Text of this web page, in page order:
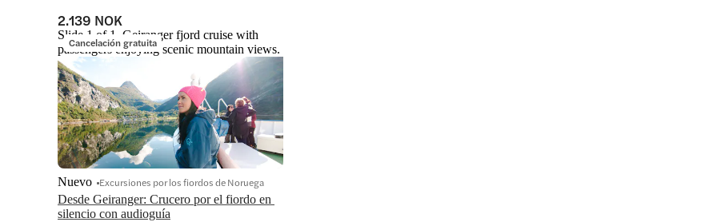
2.139 NOK
Cancelación gratuita
Slide 1 of 1, Geiranger fjord cruise with
passengers enjoying scenic mountain views.
Desde Geiranger: Crucero por el fiordo en
silencio con audioguía
Nuevo Excursiones por los fiordos de Noruega